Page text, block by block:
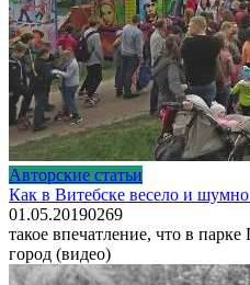
Авторские статьи
Как в Витебске весело и
01.05.20190269
такое впечатление, что в
город (видео)